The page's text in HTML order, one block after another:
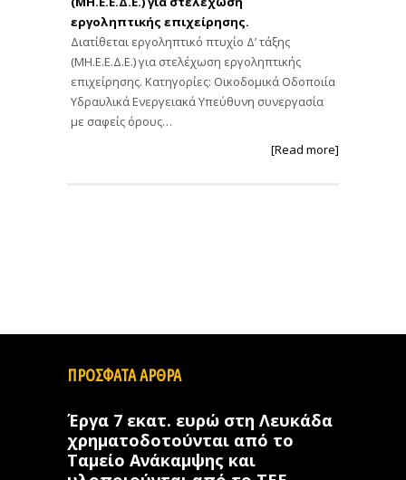
εργοληπτικής επιχείρησης.
Διατίθεται εργοληπτικό πτυχίο Δ’ τάξης
(ΜΗ.Ε.Ε.Δ.Ε.) για στελέχωση εργοληπτικής
επιχείρησης. Κατηγορίες: Οικοδομικά Οδοποιία
Υδραυλικά Ενεργειακά Υπεύθυνη συνεργασία
με σαφείς όρους…
[Read more]
ΠΡΟΣΦΑΤΑ ΑΡΘΡΑ
Έργα 7 εκατ. ευρώ στη Λευκάδα
χρηματοδοτούνται από το
Ταμείο Ανάκαμψης και